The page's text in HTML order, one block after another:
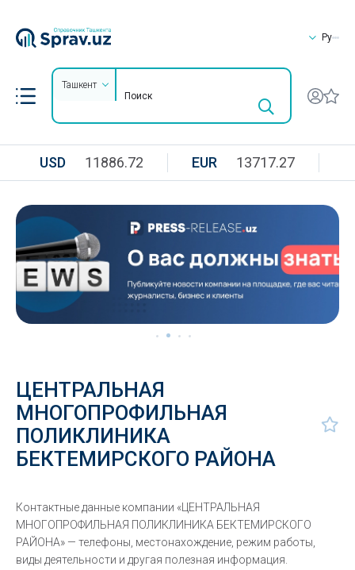
Ру
Ташкент
USD 11886.72 EUR 13717.27
ЦЕНТРАЛЬНАЯ
МНОГОПРОФИЛЬНАЯ
ПОЛИКЛИНИКА
БЕКТЕМИРСКОГО РАЙОНА
Контактные данные компании «ЦЕНТРАЛЬНАЯ
МНОГОПРОФИЛЬНАЯ ПОЛИКЛИНИКА БЕКТЕМИРСКОГО
РАЙОНА» — телефоны, местонахождение, режим работы,
виды деятельности и другая полезная информация.